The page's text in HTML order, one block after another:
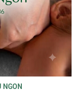
NGON